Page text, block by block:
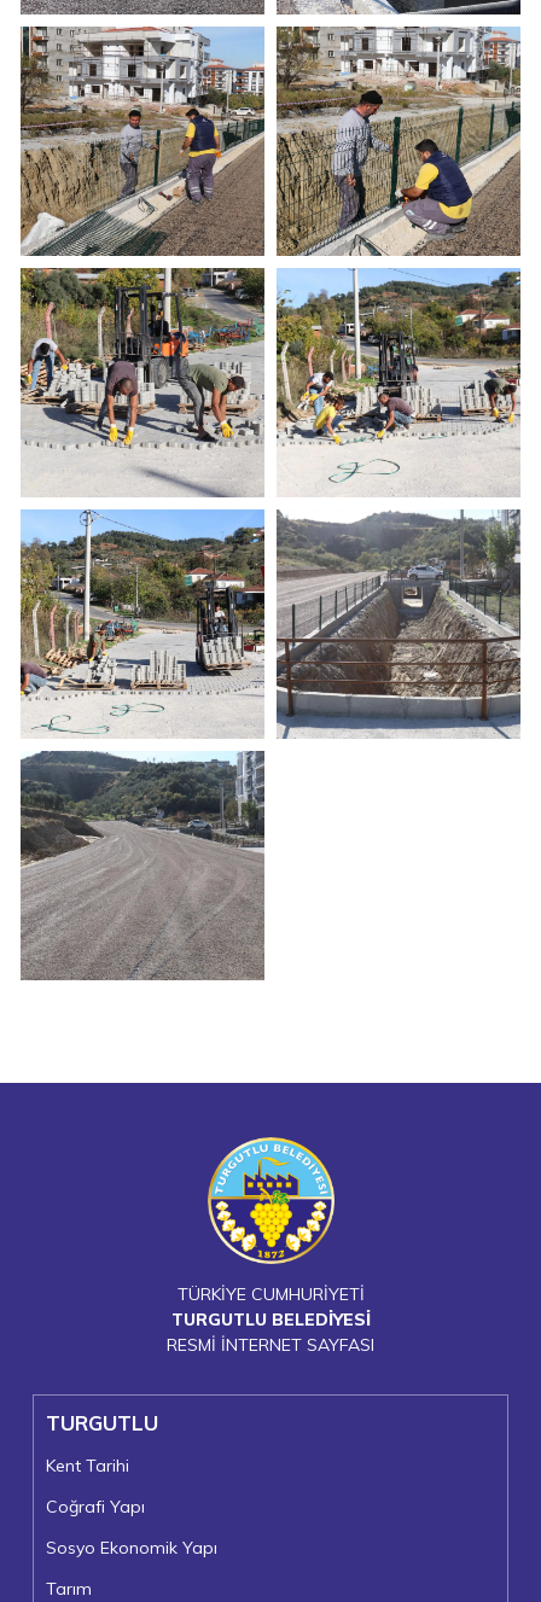
TÜRKİYE CUMHURİYETİ
TURGUTLU BELEDİYESİ
RESMİ İNTERNET SAYFASI
TURGUTLU
Kent Tarihi
Coğrafi Yapı
Sosyo Ekonomik Yapı
Tarım